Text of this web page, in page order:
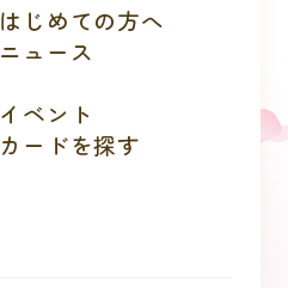
はじめての方へ
ニュース
イベント
カードを探す